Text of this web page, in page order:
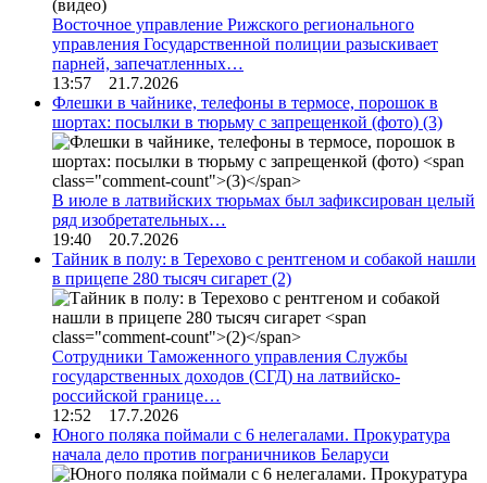
Восточное управление Рижского регионального
управления Государственной полиции разыскивает
парней, запечатленных…
13:57 21.7.2026
Флешки в чайнике, телефоны в термосе, порошок в
шортах: посылки в тюрьму с запрещенкой (фото) (3)
В июле в латвийских тюрьмах был зафиксирован целый
ряд изобретательных…
19:40 20.7.2026
Тайник в полу: в Терехово с рентгеном и собакой нашли
в прицепе 280 тысяч сигарет (2)
Сотрудники Таможенного управления Службы
государственных доходов (СГД) на латвийско-
российской границе…
12:52 17.7.2026
Юного поляка поймали с 6 нелегалами. Прокуратура
начала дело против пограничников Беларуси